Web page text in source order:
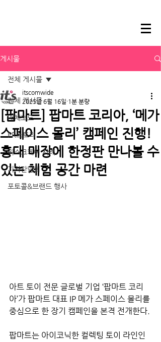
게시물
전체 게시물
매체보도
PR스토리
리스크케어 사례
기자간담회
포토콜&브랜드 행사
전체 게시물
[팝마트] 팝마트 코리아, ‘메가
스페이스 몰리’ 캠페인 진행!
홍대 매장에 한정판 만나볼 수
있는 체험 공간 마련
itscomwide
2025년 6월 16일 1분 분량
아트 토이 전문 글로벌 기업 ‘팝마트 코리
아’가 팝마트 대표 IP 메가 스페이스 몰리를
중심으로 한 장기 캠페인을 본격 전개한다.
팝마트는 아이코닉한 컬렉팅 토이 라인인